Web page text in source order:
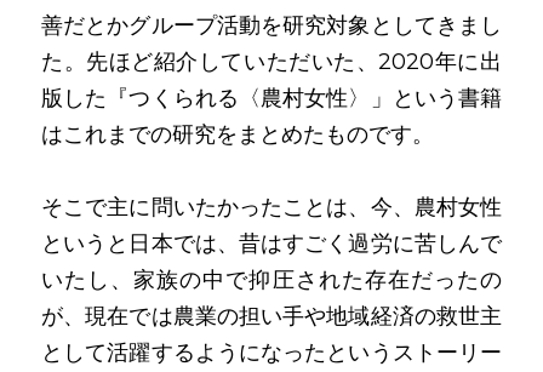
善だとかグループ活動を研究対象としてきまし
た。先ほど紹介していただいた、2020年に出
版した『つくられる〈農村女性〉」という書籍
はこれまでの研究をまとめたものです。
そこで主に問いたかったことは、今、農村女性
というと日本では、昔はすごく過労に苦しんで
いたし、家族の中で抑圧された存在だったの
が、現在では農業の担い手や地域経済の救世主
として活躍するようになったというストーリー